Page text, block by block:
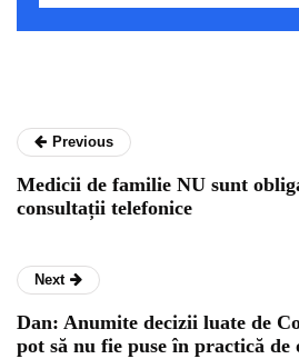
Previous
Medicii de familie NU sunt
consultații telefonice
Next
Dan: Anumite decizii luate de
pot să nu fie puse în practică de